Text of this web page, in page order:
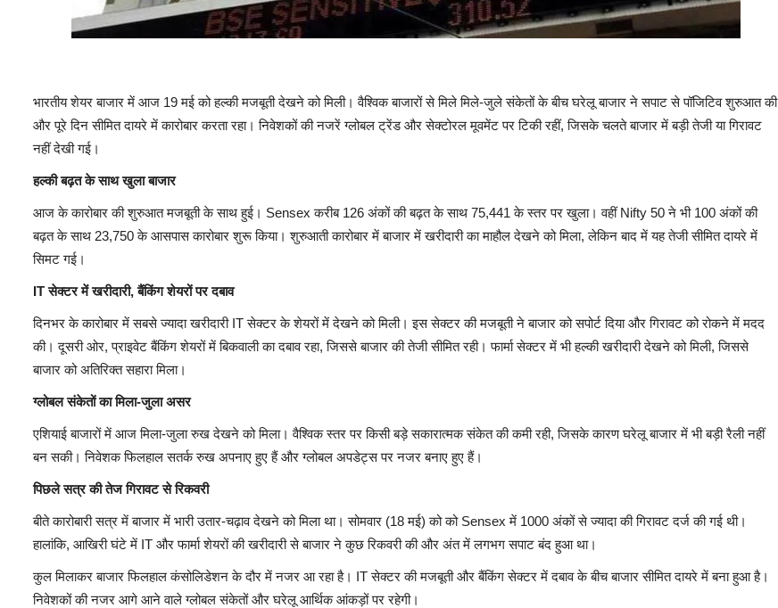
भारतीय शेयर बाजार में आज 19 मई को हल्की मजबूती देखने को मिली। वैश्विक बाजारों से मिले मिले-जुले संकेतों के बीच घरेलू बाजार ने सपाट से पॉजिटिव शुरुआत की
और पूरे दिन सीमित दायरे में कारोबार करता रहा। निवेशकों की नजरें ग्लोबल ट्रेंड और सेक्टोरल मूवमेंट पर टिकी रहीं, जिसके चलते बाजार में बड़ी तेजी या गिरावट
नहीं देखी गई।
हल्की बढ़त के साथ खुला बाजार
आज के कारोबार की शुरुआत मजबूती के साथ हुई। Sensex करीब 126 अंकों की बढ़त के साथ 75,441 के स्तर पर खुला। वहीं Nifty 50 ने भी 100 अंकों की
बढ़त के साथ 23,750 के आसपास कारोबार शुरू किया। शुरुआती कारोबार में बाजार में खरीदारी का माहौल देखने को मिला, लेकिन बाद में यह तेजी सीमित दायरे में
सिमट गई।
IT सेक्टर में खरीदारी, बैंकिंग शेयरों पर दबाव
दिनभर के कारोबार में सबसे ज्यादा खरीदारी IT सेक्टर के शेयरों में देखने को मिली। इस सेक्टर की मजबूती ने बाजार को सपोर्ट दिया और गिरावट को रोकने में मदद
की। दूसरी ओर, प्राइवेट बैंकिंग शेयरों में बिकवाली का दबाव रहा, जिससे बाजार की तेजी सीमित रही। फार्मा सेक्टर में भी हल्की खरीदारी देखने को मिली, जिससे
बाजार को अतिरिक्त सहारा मिला।
ग्लोबल संकेतों का मिला-जुला असर
एशियाई बाजारों में आज मिला-जुला रुख देखने को मिला। वैश्विक स्तर पर किसी बड़े सकारात्मक संकेत की कमी रही, जिसके कारण घरेलू बाजार में भी बड़ी रैली नहीं
बन सकी। निवेशक फिलहाल सतर्क रुख अपनाए हुए हैं और ग्लोबल अपडेट्स पर नजर बनाए हुए हैं।
पिछले सत्र की तेज गिरावट से रिकवरी
बीते कारोबारी सत्र में बाजार में भारी उतार-चढ़ाव देखने को मिला था। सोमवार (18 मई) को को Sensex में 1000 अंकों से ज्यादा की गिरावट दर्ज की गई थी।
हालांकि, आखिरी घंटे में IT और फार्मा शेयरों की खरीदारी से बाजार ने कुछ रिकवरी की और अंत में लगभग सपाट बंद हुआ था।
कुल मिलाकर बाजार फिलहाल कंसोलिडेशन के दौर में नजर आ रहा है। IT सेक्टर की मजबूती और बैंकिंग सेक्टर में दबाव के बीच बाजार सीमित दायरे में बना हुआ है।
निवेशकों की नजर आगे आने वाले ग्लोबल संकेतों और घरेलू आर्थिक आंकड़ों पर रहेगी।